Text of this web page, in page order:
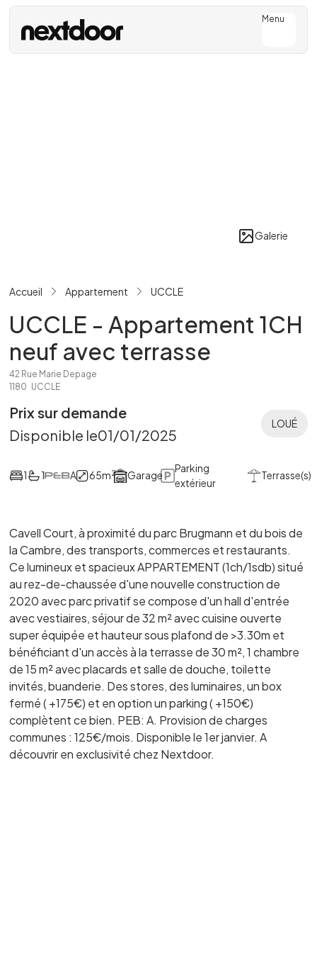
Menu
Galerie
Accueil Appartement UCCLE
UCCLE - Appartement 1CH
neuf avec terrasse
42 Rue Marie Depage
1180 UCCLE
Prix sur demande
Disponible le01/01/2025
LOUÉ
1 1 A 65m2 Garage
Parking
extérieur
Terrasse(s)
Cavell Court, à proximité du parc Brugmann et du bois de
la Cambre, des transports, commerces et restaurants.
Ce lumineux et spacieux APPARTEMENT (1ch/1sdb) situé
au rez-de-chaussée d'une nouvelle construction de
2020 avec parc privatif se compose d'un hall d'entrée
avec vestiaires, séjour de 32 m² avec cuisine ouverte
super équipée et hauteur sous plafond de >3.30m et
bénéficiant d'un accès à la terrasse de 30 m², 1 chambre
de 15 m² avec placards et salle de douche, toilette
invités, buanderie. Des stores, des luminaires, un box
fermé ( +175€) et en option un parking ( +150€)
complètent ce bien. PEB: A. Provision de charges
communes : 125€/mois. Disponible le 1er janvier. A
découvrir en exclusivité chez Nextdoor.